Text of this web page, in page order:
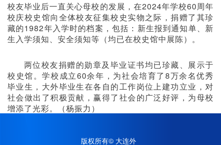
校友毕业后一直关心母校的发展，在2024年学校60周年
校庆校史馆向全体校友征集校史实物之际，捐赠了其珍
藏的1982年入学时的档案，包括：新生报到通知单、新
生入学须知、安全须知等（均已在校史馆中展陈）。
两位校友捐赠的勋章及毕业证书均已珍藏、展示于
校史馆。学校成立60余年，为社会培育了8万余名优秀
毕业生，大外毕业生在各自的工作岗位上建功立业，对
社会做出了积极贡献，赢得了社会的广泛好评，为母校
增添了光彩。（杨振力）
版权所有© 大连外